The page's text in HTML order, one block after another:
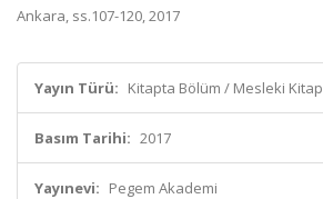
Ankara, ss.107-120, 2017
Yayın Türü: Kitapta Bölüm / Mesleki Kitap
Basım Tarihi: 2017
Yayınevi: Pegem Akademi